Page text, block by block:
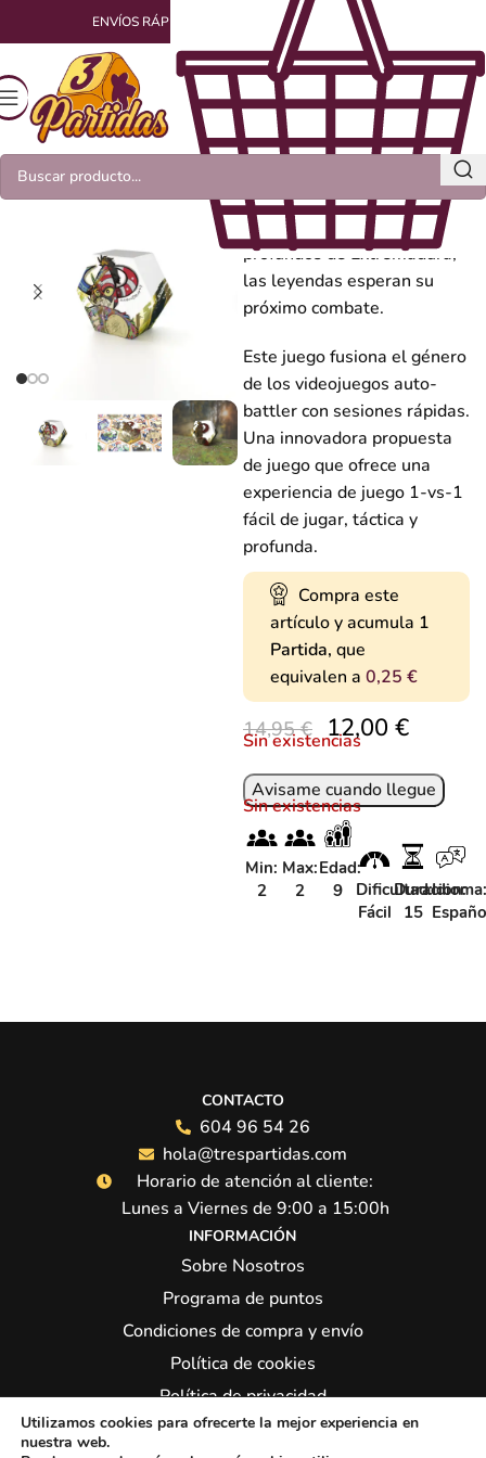
ENVÍOS RÁPIDOS Y EMPAQUETADOS CON AMOR
Aconteceris
En los bosques más
profundos de Extremadura,
las leyendas esperan su
próximo combate.
Este juego fusiona el género
de los videojuegos auto-
battler con sesiones rápidas.
Una innovadora propuesta
de juego que ofrece una
experiencia de juego 1-vs-1
fácil de jugar, táctica y
profunda.
Compra este
artículo y acumula 1
Partida, que
equivalen a 0,25 €
14,95€ 12,00 €
Sin existencias
Sin existencias
Min:
2
Max:
2
Edad:
9
Dificultad:
Fácil
Duracion:
15
CONTACTO
604 96 54 26
hola@trespartidas.com
Horario de atención al cliente:
Lunes a Viernes de 9:00 a 15:00h
INFORMACIÓN
Sobre Nosotros
Programa de puntos
Condiciones de compra y envío
Política de cookies
Política de privacidad
Síguenos:
Utilizamos cookies para ofrecerte la mejor experiencia en
nuestra web.